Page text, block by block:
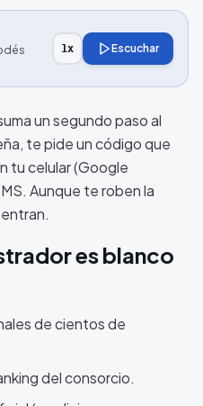
1x Escuchar
un segundo paso al
te pide un código que
tu celular (Google
Aunque te roben la
es blanco
de cientos de
del consorcio.